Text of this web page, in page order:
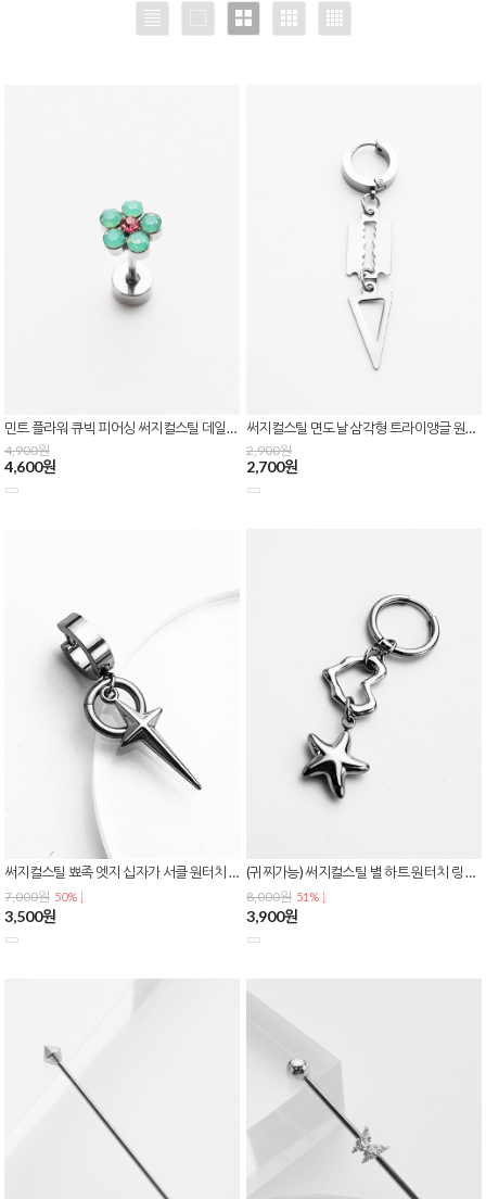
민트 플라워 큐빅 피어싱 써지컬스틸 데일리 꽃 여성 미니 귀걸이 바두께 0.8mm P-0842
4,900원
4,600원
써지컬스틸 면도날 삼각형 트라이앵글 원터치 링 귀걸이 E-0630
2,900원
2,700원
써지컬스틸 뾰족 엣지 십자가 서클 원터치 링 귀걸이 데일리 이어링 E-0626
7,000원 50% ↓
3,500원
(귀찌가능) 써지컬스틸 별 하트 원터치 링 귀걸이 데일리 이어링 E-0625
8,000원 51% ↓
3,900원